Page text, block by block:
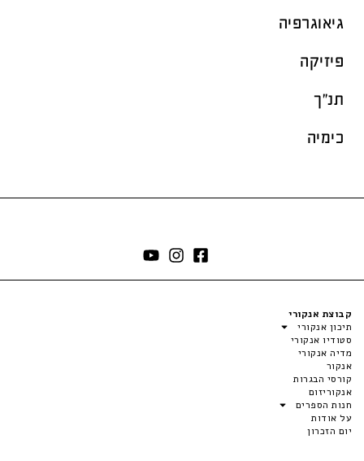
גיאוגרפיה
פיזיקה
תנ"ך
כימיה
קבוצת אנקורי
תיכון אנקורי
סטודיו אנקורי
מדיה אנקורי
אנקור
קורסי הבגרות
אנקוריזום
חנות הספרים
על אודות
יום הזכרון